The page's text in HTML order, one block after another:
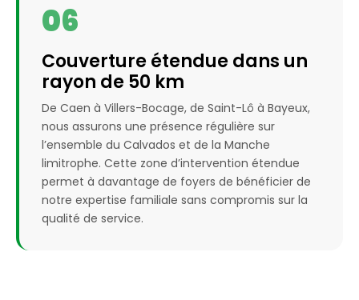
06
Couverture étendue dans un
rayon de 50 km
De Caen à Villers-Bocage, de Saint-Lô à Bayeux,
nous assurons une présence régulière sur
l’ensemble du Calvados et de la Manche
limitrophe. Cette zone d’intervention étendue
permet à davantage de foyers de bénéficier de
notre expertise familiale sans compromis sur la
qualité de service.